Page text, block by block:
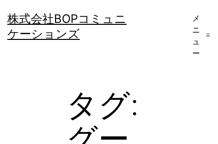
ン
テ
株式会社BOPコミュニ
ケーションズ
メ
ニ
ュ
ー
タグ: